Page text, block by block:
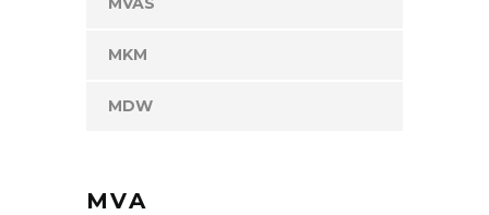
MKM
MDW
MVA